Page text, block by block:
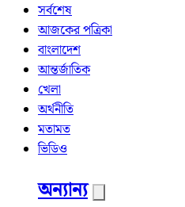
সর্বশেষ
আজকের পত্রিকা
বাংলাদেশ
আন্তর্জাতিক
খেলা
অর্থনীতি
মতামত
ভিডিও
অন্যান্য